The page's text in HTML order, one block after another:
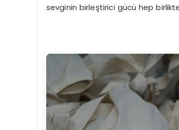
sevginin birleştirici gücü hep